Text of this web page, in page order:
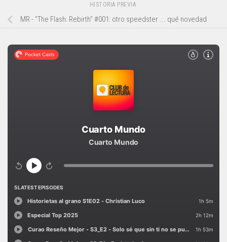
HISTORIA PREVIA
MR - "The Flash: Rebirth" #001: otro speedster ... qué novedad